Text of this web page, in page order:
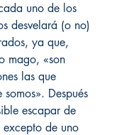
uno de los
desvelará (o no)
ya que,
mago, «son
las que
Después
escapar de
de uno